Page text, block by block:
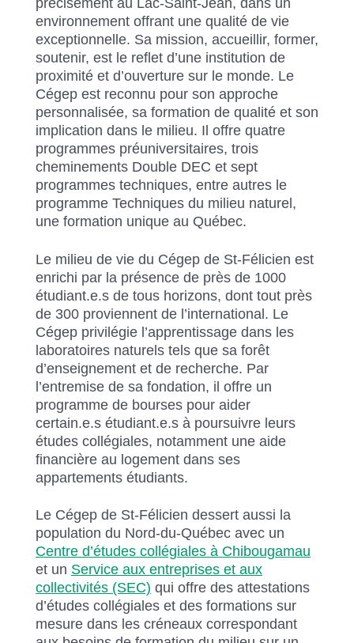
environnement offrant une qualité de vie
exceptionnelle. Sa mission, accueillir, former,
soutenir, est le reflet d’une institution de
proximité et d’ouverture sur le monde. Le
Cégep est reconnu pour son approche
personnalisée, sa formation de qualité et son
implication dans le milieu. Il offre quatre
programmes préuniversitaires, trois
cheminements Double DEC et sept
programmes techniques, entre autres le
programme Techniques du milieu naturel,
une formation unique au Québec.
Le milieu de vie du Cégep de St-Félicien est
enrichi par la présence de près de 1000
étudiant.e.s de tous horizons, dont tout près
de 300 proviennent de l’international. Le
Cégep privilégie l’apprentissage dans les
laboratoires naturels tels que sa forêt
d’enseignement et de recherche. Par
l’entremise de sa fondation, il offre un
programme de bourses pour aider
certain.e.s étudiant.e.s à poursuivre leurs
études collégiales, notamment une aide
financière au logement dans ses
appartements étudiants.
Le Cégep de St-Félicien dessert aussi la
population du Nord-du-Québec avec un
Centre d’études collégiales à Chibougamau
et un Service aux entreprises et aux
collectivités (SEC) qui offre des attestations
d’études collégiales et des formations sur
mesure dans les créneaux correspondant